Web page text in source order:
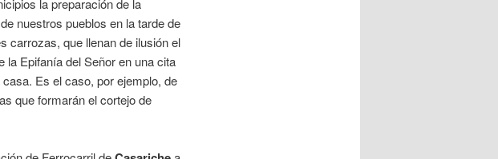
la preparación de la
nuestros pueblos en la tarde de
carrozas, que llenan de ilusión el
la Epifanía del Señor en una cita
Es el caso, por ejemplo, de
que formarán el cortejo de